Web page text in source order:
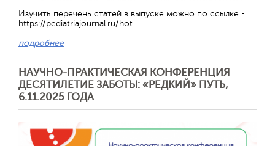
Изучить перечень статей в выпуске можно по ссылке -
https://pediatriajournal.ru/hot
подробнее
НАУЧНО-ПРАКТИЧЕСКАЯ КОНФЕРЕНЦИЯ
ДЕСЯТИЛЕТИЕ ЗАБОТЫ: «РЕДКИЙ» ПУТЬ,
6.11.2025 ГОДА